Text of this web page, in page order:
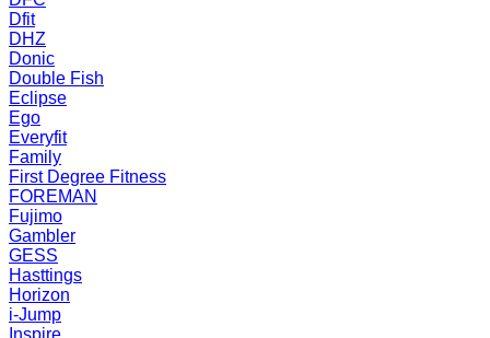
Dfit
DHZ
Donic
Double Fish
Eclipse
Ego
Everyfit
Family
First Degree Fitness
FOREMAN
Fujimo
Gambler
GESS
Hasttings
Horizon
i-Jump
Inspire